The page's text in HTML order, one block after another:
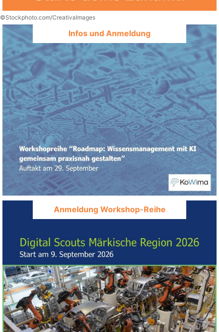
©Stockphoto.com/CreativaImages
Infos und Anmeldung
Anmeldung Workshop-Reihe